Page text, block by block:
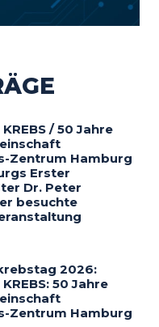
KREBS / 50 Jahre
Zentrum Hamburg
Erster
Dr. Peter
besuchte
2026:
KREBS: 50 Jahre
Zentrum Hamburg